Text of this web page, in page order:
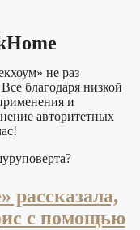
не раз
благодаря низкой
и
авторитетных
рассказала,
с помощью